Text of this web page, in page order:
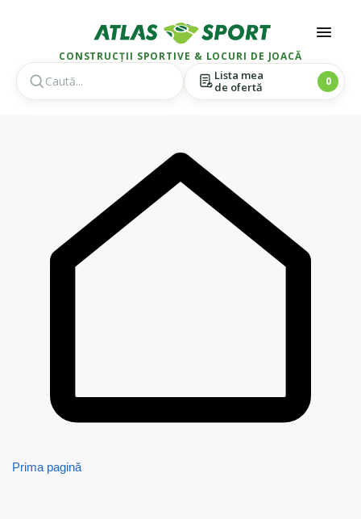
CONSTRUCȚII SPORTIVE & LOCURI DE JOACĂ
Lista mea
de ofertă
0
Prima pagină